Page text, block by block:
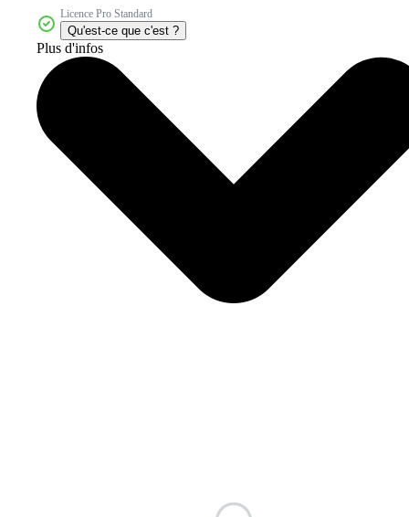
Licence Pro Standard
Qu'est-ce que c'est ?
Plus d'infos